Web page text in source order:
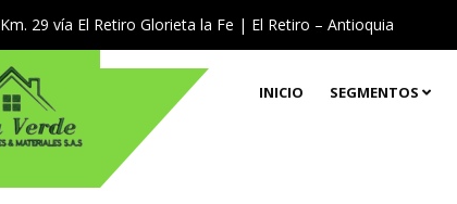
Km. 29 vía El Retiro Glorieta la Fe | El Retiro – Antioquia
INICIO SEGMENTOS